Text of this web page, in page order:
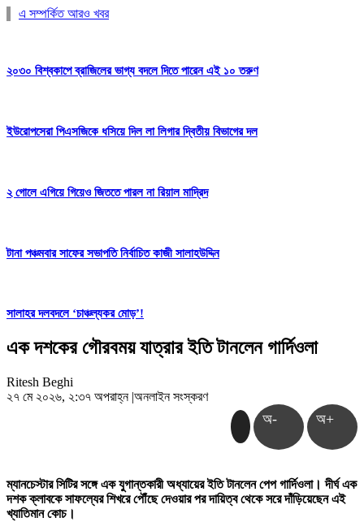
এ সম্পর্কিত আরও খবর
২০৩০ বিশ্বকাপে ব্রাজিলের ভাগ্য বদলে দিতে পারেন এই ১০ তরুণ
ইউরোপসেরা পিএসজিকে ধসিয়ে দিল লা লিগার দ্বিতীয় বিভাগের দল
২ গোলে এগিয়ে গিয়েও জিততে পারল না রিয়াল মাদ্রিদ
টানা পঞ্চমবার সাফের সভাপতি নির্বাচিত কাজী সালাহউদ্দিন
সালাহর দলবদলে ‘চাঞ্চল্যকর মোড়’!
এক দশকের গৌরবময় যাত্রার ইতি টানলেন গার্দিওলা
Ritesh Beghi
২৭ মে ২০২৬, ২:৩৭ অপরাহ্ন |অনলাইন সংস্করণ
অ- অ+
ম্যানচেস্টার সিটির সঙ্গে এক যুগান্তকারী অধ্যায়ের ইতি টানলেন পেপ গার্দিওলা। দীর্ঘ এক
দশক ক্লাবকে সাফল্যের শিখরে পৌঁছে দেওয়ার পর দায়িত্ব থেকে সরে দাঁড়িয়েছেন এই
খ্যাতিমান কোচ।